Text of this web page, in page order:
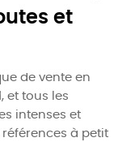
et
de vente en
et tous les
intenses et
références à petit